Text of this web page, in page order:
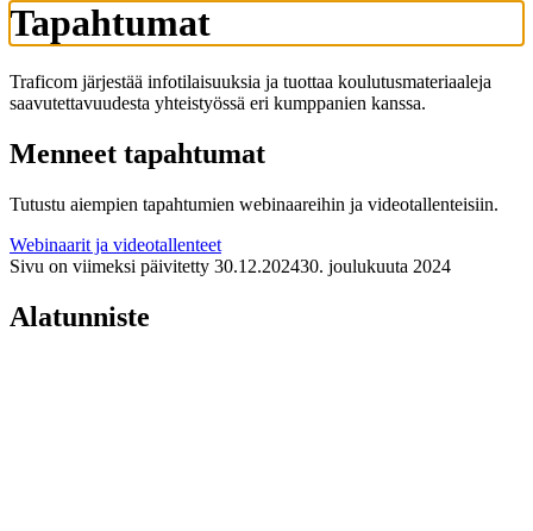
Tapahtumat
Traficom järjestää infotilaisuuksia ja tuottaa koulutusmateriaaleja
saavutettavuudesta yhteistyössä eri kumppanien kanssa.
Menneet tapahtumat
Tutustu aiempien tapahtumien webinaareihin ja videotallenteisiin.
Webinaarit ja videotallenteet
Sivu on viimeksi päivitetty 30.12.202430. joulukuuta 2024
Alatunniste